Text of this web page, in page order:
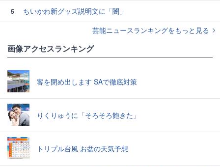
5
ちいかわ新グッズ説明文に「闇」
芸能ニュースランキングをもっと見る
画像アクセスランキング
客を閉め出します SAで徹底対策
りくりゅうに「そろそろ飽きた」
トリプル台風 お盆の天気予想